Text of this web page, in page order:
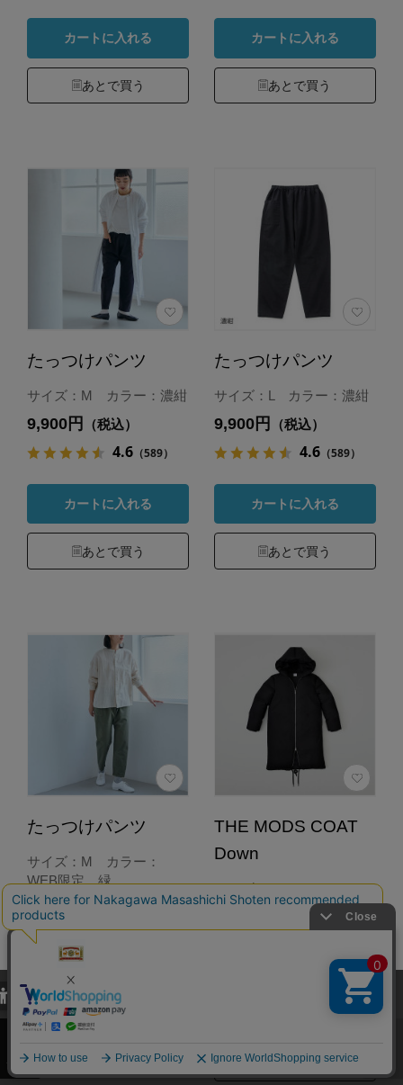
カートに入れる
あとで買う
カートに入れる
あとで買う
たっつけパンツ
サイズ：M カラー：濃紺
9,900円 （税込）
4.6（589）
カートに入れる
あとで買う
たっつけパンツ
サイズ：L カラー：濃紺
9,900円 （税込）
4.6（589）
カートに入れる
あとで買う
たっつけパンツ
サイズ：M カラー：
WEB限定 緑
9,900円（税込）
4.6
THE MODS COAT
Down
サイズ：S カラー：
BLACK
154,000円（税込）
（0）
カートに入れる
あとで買う
当サイトでは、当サイト内における閲覧履歴・属性情報などの取得およ
び利便性向上のためにクッキー（Cookie）を使用いたします。詳細に
関しては「プライバシーポリシー
承諾する